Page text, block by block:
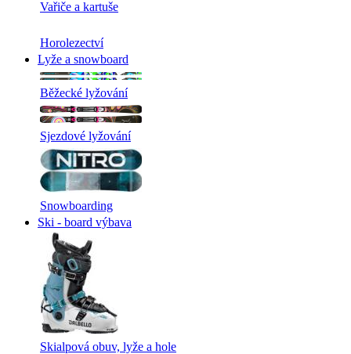
Vařiče a kartuše
Horolezectví
Lyže a snowboard
Běžecké lyžování
Sjezdové lyžování
Snowboarding
Ski - board výbava
Skialpová obuv, lyže a hole